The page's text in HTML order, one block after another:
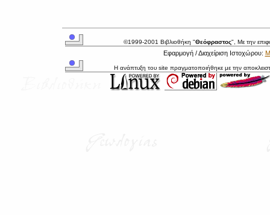
©1999-2001 Βιβλιοθήκη "Θεόφραστος", Με την
Εφαρμογή / Διαχείριση Ιστοχώρου:
Η ανάπτυξη του site πραγματοποιήθηκε με την